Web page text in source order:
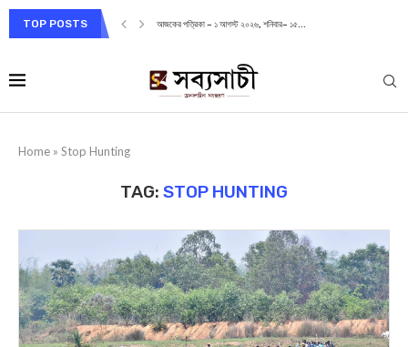
TOP POSTS আজকের পত্রিকা – ১ আগস্ট ২০২৬, শনিবার– ১৫...
Home » Stop Hunting
TAG: STOP HUNTING